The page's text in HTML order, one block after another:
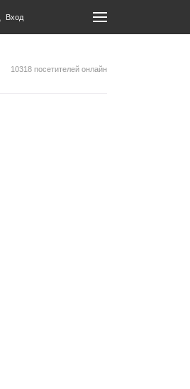
Вход
10318 посетителей онлайн